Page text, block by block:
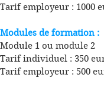
Tarif employeur : 1000
Modules de formation :
Module 1 ou module 2
Tarif individuel : 350
Tarif employeur : 500